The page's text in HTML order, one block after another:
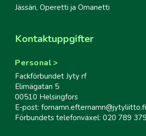
Jässäri, Operetti ja Omanetti
Kontaktuppgifter
Personal
Fackförbundet Jyty rf
Elimägatan 5
00510 Helsingfors
E-post: fornamn.efternamn@jytyliitto.fi
Förbundets telefonväxel: 020 789